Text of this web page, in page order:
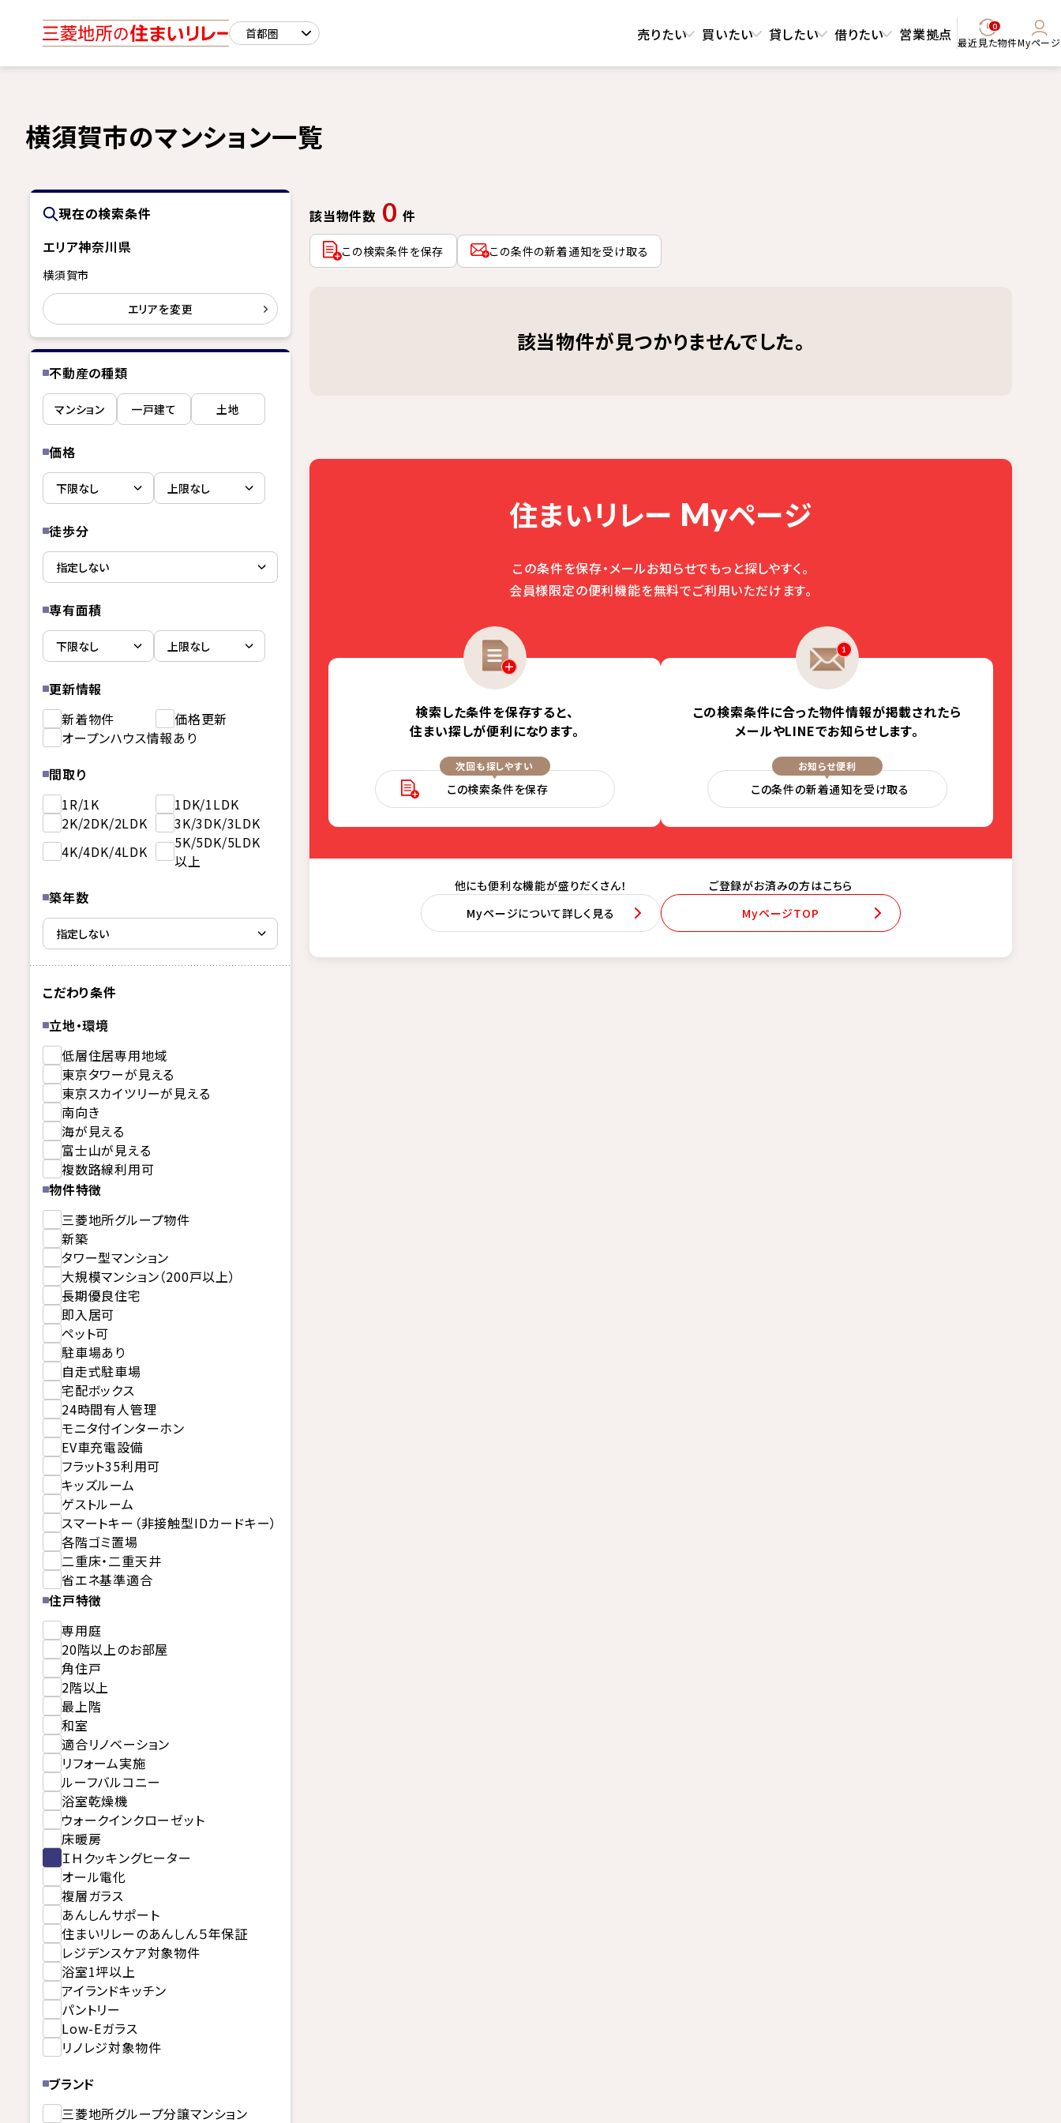
売りたい 買いたい 貸したい 借りたい 営業拠点 0
最近見た物件Myページ
横須賀市のマンション一覧
現在の検索条件
エリア神奈川県
横須賀市
エリアを変更
不動産の種類
マンション 一戸建て 土地
価格
徒歩分
専有面積
更新情報
新着物件
価格更新
オープンハウス情報あり
間取り
1R/1K
1DK/1LDK
2K/2DK/2LDK
3K/3DK/3LDK
4K/4DK/4LDK
5K/5DK/5LDK
以上
築年数
こだわり条件
立地・環境
低層住居専用地域
東京タワーが見える
東京スカイツリーが見える
南向き
海が見える
富士山が見える
複数路線利用可
物件特徴
三菱地所グループ物件
新築
タワー型マンション
大規模マンション（200戸以上）
長期優良住宅
即入居可
ペット可
駐車場あり
自走式駐車場
宅配ボックス
24時間有人管理
モニタ付インターホン
EV車充電設備
フラット35利用可
キッズルーム
ゲストルーム
スマートキー（非接触型IDカードキー）
各階ゴミ置場
二重床・二重天井
省エネ基準適合
住戸特徴
専用庭
20階以上のお部屋
角住戸
2階以上
最上階
和室
適合リノベーション
リフォーム実施
ルーフバルコニー
浴室乾燥機
ウォークインクローゼット
床暖房
ＩＨクッキングヒーター
オール電化
複層ガラス
あんしんサポート
住まいリレーのあんしん５年保証
レジデンスケア対象物件
浴室1坪以上
アイランドキッチン
パントリー
Low-Eガラス
リノレジ対象物件
ブランド
三菱地所グループ分譲マンション
該当物件数 0 件
この検索条件を保存 この条件の新着通知を受け取る
該当物件が見つかりませんでした。
住まいリレー Myページ
この条件を保存・メールお知らせでもっと探しやすく。
会員様限定の便利機能を無料でご利用いただけます。
検索した条件を保存すると、
住まい探しが便利になります。
次回も探しやすい
この検索条件を保存
この検索条件に合った物件情報が掲載されたら
メールやLINEでお知らせします。
お知らせ便利
この条件の新着通知を受け取る
他にも便利な機能が盛りだくさん！
Myページについて詳しく見る
ご登録がお済みの方はこちら
MyページTOP